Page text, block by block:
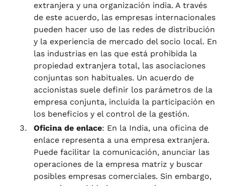
extranjera y una organización india. A través
de este acuerdo, las empresas internacionales
pueden hacer uso de las redes de distribución
y la experiencia de mercado del socio local. En
las industrias en las que está prohibida la
propiedad extranjera total, las asociaciones
conjuntas son habituales. Un acuerdo de
accionistas suele definir los parámetros de la
empresa conjunta, incluida la participación en
los beneficios y el control de la gestión.
Oficina de enlace: En la India, una oficina de
enlace representa a una empresa extranjera.
Puede facilitar la comunicación, anunciar las
operaciones de la empresa matriz y buscar
posibles empresas comerciales. Sin embargo,